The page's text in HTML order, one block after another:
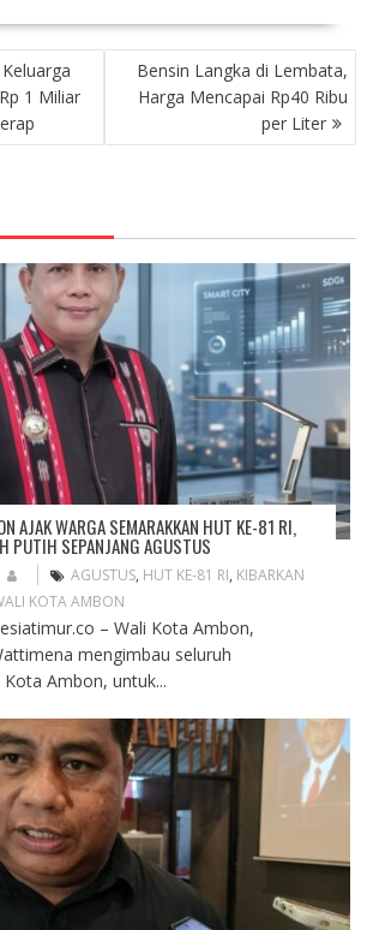
1 Miliar
Bensin Langka di Lembata,
Harga Mencapai Rp40 Ribu
per Liter
AJAK WARGA SEMARAKKAN HUT KE-81 RI,
PUTIH SEPANJANG AGUSTUS
AGUSTUS, HUT KE-81 RI, KIBARKAN
KOTA AMBON
– Wali Kota Ambon,
mengimbau seluruh
Ambon, untuk...